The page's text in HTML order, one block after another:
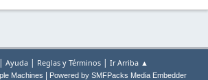
| Ayuda | Reglas y Términos | Ir Arriba ▲
Machines Powered by SMFPacks Media Embedder